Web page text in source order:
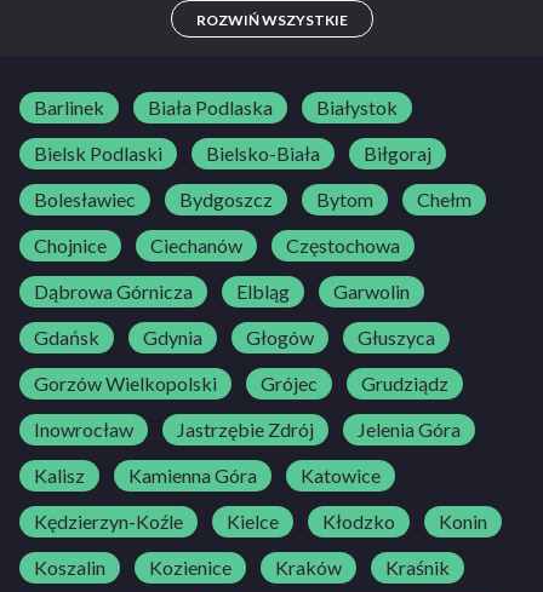
ROZWIŃ WSZYSTKIE
Barlinek Biała Podlaska
Białystok
Bielsk Podlaski
Bielsko-Biała
Biłgoraj
Bolesławiec
Bydgoszcz Bytom
Chełm
Chojnice
Ciechanów
Częstochowa
Dąbrowa Górnicza
Elbląg
Garwolin
Gdańsk
Gdynia Głogów
Głuszyca
Gorzów Wielkopolski
Grójec
Grudziądz
Inowrocław
Jastrzębie Zdrój
Jelenia Góra
Kalisz
Kamienna Góra
Katowice
Kędzierzyn-Koźle
Kielce Kłodzko
Konin
Koszalin
Kozienice Kraków
Kraśnik